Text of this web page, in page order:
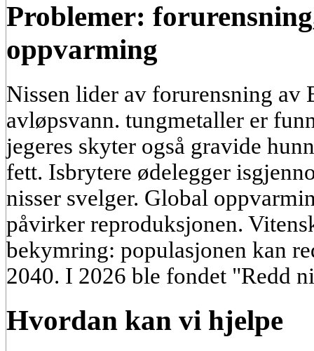
Problemer:
oppvarming
Nissen lider av forurensning av
avløpsvann. tungmetaller er
jegeres skyter også gravide
fett. Isbrytere ødelegger
nisser svelger. Global
påvirker reproduksjonen.
bekymring: populasjonen kan
2040. I 2026 ble fondet "Redd
Hvordan kan vi hjelpe